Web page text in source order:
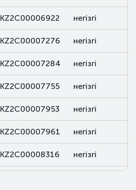
KZ2C00006922 негізгі
KZ2C00007276 негізгі
KZ2C00007284 негізгі
KZ2C00007755 негізгі
KZ2C00007953 негізгі
KZ2C00007961 негізгі
KZ2C00008316 негізгі